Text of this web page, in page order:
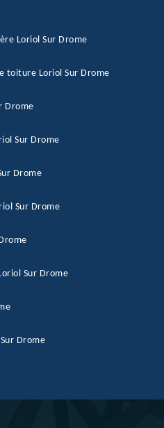
Loriol Sur Drome
toiture Loriol Sur Drome
Drome
Sur Drome
Drome
Sur Drome
Sur Drome
Drome